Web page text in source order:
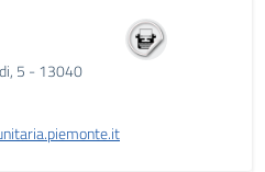
5 - 13040